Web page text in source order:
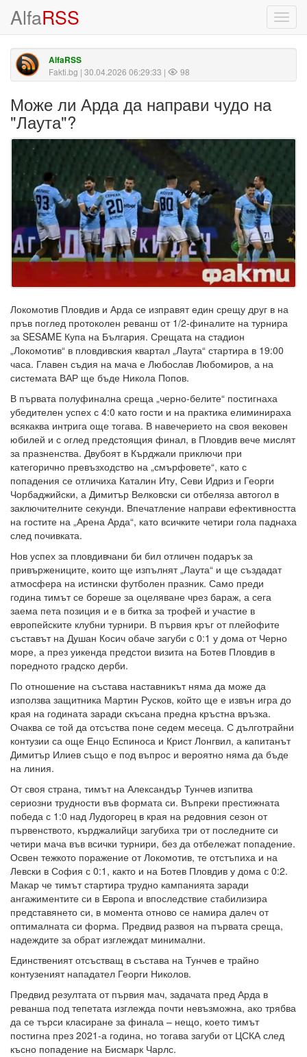
AlfaRSS
AlfaRSS
Fakti.bg | 30.04.2026 06:29:33 | 98
Може ли Арда да направи чудо на
"Лаута"?
Локомотив Пловдив и Арда се изправят един срещу друг в на
пръв поглед протоколен реванш от 1/2-финалите на турнира
за SESAME Купа на България. Срещата на стадион
„Локомотив“ в пловдивския квартал „Лаута“ стартира в 19:00
часа. Главен съдия на мача е Любослав Любомиров, а на
системата ВАР ще бъде Никола Попов.
В първата полуфинална среща „черно-белите“ постигнаха
убедителен успех с 4:0 като гости и на практика елиминираха
всякаква интрига още тогава. В навечерието на своя вековен
юбилей и с оглед предстоящия финал, в Пловдив вече мислят
за празненства. Двубоят в Кърджали приключи при
категорично превъзходство на „смърфовете“, като с
попадения се отличиха Каталин Иту, Севи Идриз и Георги
Чорбаджийски, а Димитър Велковски си отбеляза автогол в
заключителните секунди. Впечатление направи ефективността
на гостите на „Арена Арда“, като всичките четири гола паднаха
след почивката.
Нов успех за пловдивчани би бил отличен подарък за
привържениците, които ще изпълнят „Лаута“ и ще създадат
атмосфера на истински футболен празник. Само преди
година тимът се бореше за оцеляване чрез бараж, а сега
заема пета позиция и е в битка за трофей и участие в
европейските клубни турнири. В първия кръг от плейофите
съставът на Душан Косич обаче загуби с 0:1 у дома от Черно
море, а през уикенда предстои визита на Ботев Пловдив в
поредното градско дерби.
По отношение на състава наставникът няма да може да
използва защитника Мартин Русков, който ще е извън игра до
края на годината заради скъсана предна кръстна връзка.
Очаква се той да отсъства поне седем месеца. С дълготрайни
контузии са още Енцо Еспиноса и Крист Лонгвил, а капитанът
Димитър Илиев също е под въпрос и вероятно няма да бъде
на линия.
От своя страна, тимът на Александър Тунчев изпитва
сериозни трудности във формата си. Въпреки престижната
победа с 1:0 над Лудогорец в края на редовния сезон от
първенството, кърджалийци загубиха три от последните си
четири мача във всички турнири, без да отбележат попадение.
Освен тежкото поражение от Локомотив, те отстъпиха и на
Левски в София с 0:1, както и на Ботев Пловдив у дома с 0:2.
Макар че тимът стартира трудно кампанията заради
ангажиментите си в Европа и впоследствие стабилизира
представянето си, в момента отново се намира далеч от
оптималната си форма. Предвид развоя на първата среща,
надеждите за обрат изглеждат минимални.
Единственият отсъстващ в състава на Тунчев е трайно
контузеният нападател Георги Николов.
Предвид резултата от първия мач, задачата пред Арда в
реванша под тепетата изглежда почти невъзможна, ако трябва
да се търси класиране за финала – нещо, което тимът
постигна през 2021-а година, но тогава загуби от ЦСКА след
късно попадение на Бисмарк Чарлс.